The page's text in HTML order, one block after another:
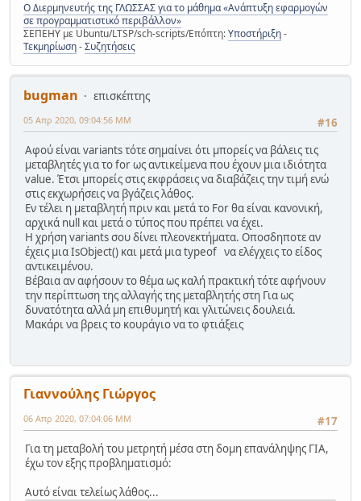
Ο Διερμηνευτής της ΓΛΩΣΣΑΣ για το μάθημα «Ανάπτυξη εφαρμογών
σε προγραμματιστικό περιβάλλον»
ΣΕΠΕΗΥ με Ubuntu/LTSP/sch-scripts/Επόπτη:Υποστήριξη-
Τεκμηρίωση-Συζητήσεις
bugman
επισκέπτης
#16
05 Απρ 2020, 09:04:56 ΜΜ
Αφού είναι variants τότε σημαίνει ότι μπορείς να βάλεις τις
μεταβλητές για το for ως αντικείμενα που έχουν μια ιδιότητα
value. Έτσι μπορείς στις εκφράσεις να διαβάζεις την τιμή ενώ
στις εκχωρήσεις να βγάζεις λάθος.
Εν τέλει η μεταβλητή πριν και μετά το For θα είναι κανονική,
αρχικά null και μετά ο τύπος που πρέπει να έχει.
Η χρήση variants σου δίνει πλεονεκτήματα. Οποσδηποτε αν
έχεις μια IsObject() και μετά μια typeof να ελέγχεις το είδος
αντικειμένου.
Βέβαια αν αφήσουν το θέμα ως καλή πρακτική τότε αφήνουν
την περίπτωση της αλλαγής της μεταβλητής στη Για ως
δυνατότητα αλλά μη επιθυμητή και γλιτώνεις δουλειά.
Μακάρι να βρεις το κουράγιο να το φτιάξεις
Γιαννούλης Γιώργος
#17
06 Απρ 2020, 07:04:06 ΜΜ
Για τη μεταβολή του μετρητή μέσα στη δομη επανάληψης ΓΙΑ,
έχω τον εξης προβληματισμό:
Αυτό είναι τελείως λάθος...